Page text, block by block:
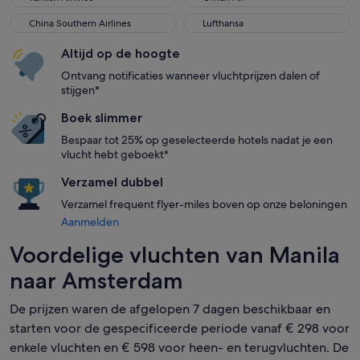
China Southern Airlines
China Southern Airlines Lufthansa
Lufthansa
Altijd op de hoogte
Ontvang notificaties wanneer vluchtprijzen dalen of
stijgen*
Boek slimmer
Bespaar tot 25% op geselecteerde hotels nadat je een
vlucht hebt geboekt*
Verzamel dubbel
Verzamel frequent flyer-miles boven op onze beloningen
Aanmelden
Voordelige vluchten van Manila
naar Amsterdam
De prijzen waren de afgelopen 7 dagen beschikbaar en
starten voor de gespecificeerde periode vanaf € 298 voor
enkele vluchten en € 598 voor heen- en terugvluchten. De